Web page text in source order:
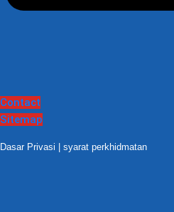
Contact
Sitemap
Dasar Privasi syarat perkhidmatan